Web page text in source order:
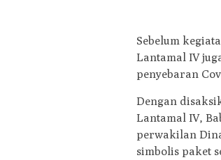
Sebelum
Lantamal IV
penyebaran
Dengan
Lantamal IV,
perwakilan
simbolis paket